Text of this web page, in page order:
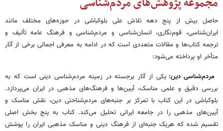
حاصل بیش از پنج دهه تلاش علی بلوکباشی در حوزه‌های مختلف مانند
ایران‌شناسی، قوم‌نگاری، انسان‌شناسی و مردم‌شناسی و فرهنگ عامه تألیف و
ترجمه کتاب‌ها و مقالات متعددی است که در ادامه به معرفی اجمالی برخی از آثار
متأخر او پرداخته می‌شود:
مردم‌شناسی دین: یکی از آثار برجسته در زمینه مردم‌شناسی دینی است که به
بررسی دقیق و علمی مناسک، آیین‌ها و فرهنگ‌های مذهبی در ایران می‌پردازد.
بلوکباشی در این کتاب با تمرکز بر جنبه‌های مردم‌شناختی دین، نقش مناسک و
آیین‌های مذهبی را در جامعه ایرانی تحلیل می‌کند. کتاب به پنج بخش اصلی
تقسیم شده که هریک جنبه‌ای از فرهنگ دینی و مناسک مذهبی ایران را پوشش